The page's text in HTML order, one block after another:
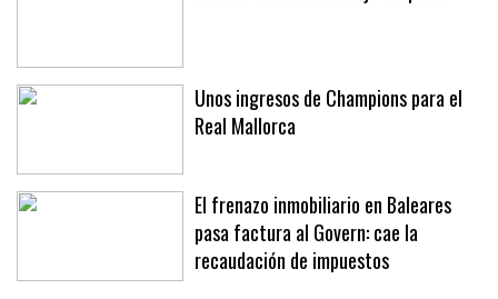
Unos ingresos de Champions para el
Real Mallorca
El frenazo inmobiliario en Baleares
pasa factura al Govern: cae la
recaudación de impuestos